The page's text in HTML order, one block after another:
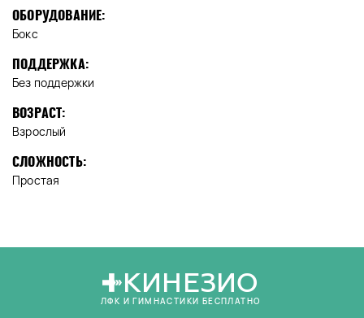
ОБОРУДОВАНИЕ:
Бокс
ПОДДЕРЖКА:
Без поддержки
ВОЗРАСТ:
Взрослый
СЛОЖНОСТЬ:
Простая
КИНЕЗИО
ЛФК И ГИМНАСТИКИ БЕСПЛАТНО